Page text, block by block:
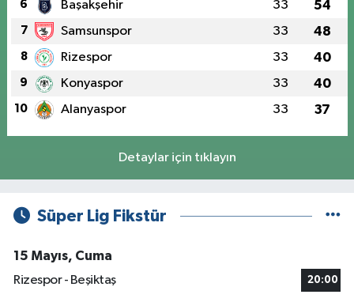
6 Başakşehir 33 54
7 Samsunspor 33 48
8 Rizespor 33 40
9 Konyaspor 33 40
10 Alanyaspor 33 37
Detaylar için tıklayın
Süper Lig Fikstür
15 Mayıs, Cuma
Rizespor - Beşiktaş
20:00